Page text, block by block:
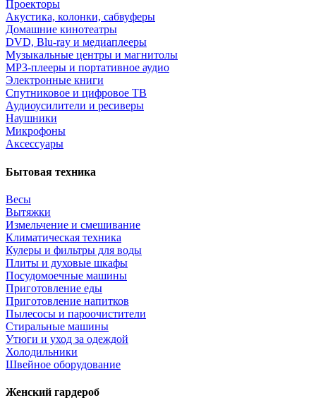
Проекторы
Акустика, колонки, сабвуферы
Домашние кинотеатры
DVD, Blu-ray и медиаплееры
Музыкальные центры и магнитолы
MP3-плееры и портативное аудио
Электронные книги
Спутниковое и цифровое ТВ
Аудиоусилители и ресиверы
Наушники
Микрофоны
Аксессуары
Бытовая техника
Весы
Вытяжки
Измельчение и смешивание
Климатическая техника
Кулеры и фильтры для воды
Плиты и духовые шкафы
Посудомоечные машины
Приготовление еды
Приготовление напитков
Пылесосы и пароочистители
Стиральные машины
Утюги и уход за одеждой
Холодильники
Швейное оборудование
Женский гардероб